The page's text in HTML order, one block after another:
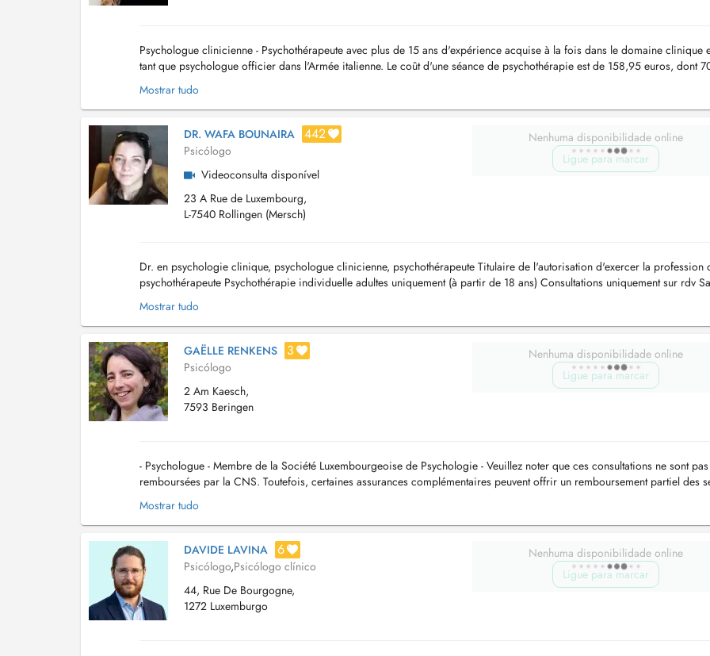
Psychologue clinicienne - Psychothérapeute avec plus de 15 ans d'expérience acquise à la fois dans le domaine clinique
tant que psychologue officier dans l'Armée italienne. Le coût d'une séance de psychothérapie est de 158,95 euros, dont
remboursé par la CNS. Les coûts des séances ...
Mostrar tudo
DR. WAFA BOUNAIRA 442
Psicólogo
Videoconsulta disponível
23 A Rue de Luxembourg,
L-7540 Rollingen (Mersch)
Nenhuma disponibilidade online
Ligue para marcar
Dr. en psychologie clinique, psychologue clinicienne, psychothérapeute Titulaire de l'autorisation d'exercer la profession
psychothérapeute Psychothérapie individuelle adultes uniquement (à partir de 18 ans) Consultations uniquement sur rdv
d'attente...
Mostrar tudo
GAËLLE RENKENS 3
Psicólogo
2 Am Kaesch,
7593 Beringen
Nenhuma disponibilidade online
Ligue para marcar
- Psychologue - Membre de la Société Luxembourgeoise de Psychologie - Veuillez noter que ces consultations ne sont pas
remboursées par la CNS. Toutefois, certaines assurances complémentaires peuvent offrir un remboursement partiel des
- Les rendez-vous peuvent se faire en présentiel...
Mostrar tudo
DAVIDE LAVINA 6
Psicólogo,Psicólogo clínico
44, Rue De Bourgogne,
1272 Luxemburgo
Nenhuma disponibilidade online
Ligue para marcar